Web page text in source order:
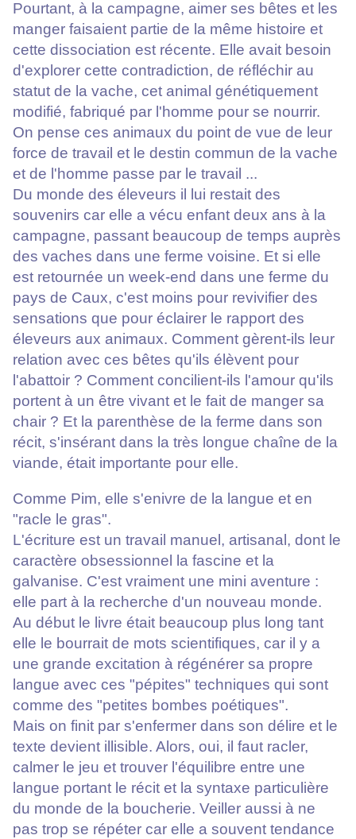
Pourtant, à la campagne, aimer ses bêtes et les
manger faisaient partie de la même histoire et
cette dissociation est récente. Elle avait besoin
d'explorer cette contradiction, de réfléchir au
statut de la vache, cet animal génétiquement
modifié, fabriqué par l'homme pour se nourrir.
On pense ces animaux du point de vue de leur
force de travail et le destin commun de la vache
et de l'homme passe par le travail ...
Du monde des éleveurs il lui restait des
souvenirs car elle a vécu enfant deux ans à la
campagne, passant beaucoup de temps auprès
des vaches dans une ferme voisine. Et si elle
est retournée un week-end dans une ferme du
pays de Caux, c'est moins pour revivifier des
sensations que pour éclairer le rapport des
éleveurs aux animaux. Comment gèrent-ils leur
relation avec ces bêtes qu'ils élèvent pour
l'abattoir ? Comment concilient-ils l'amour qu'ils
portent à un être vivant et le fait de manger sa
chair ? Et la parenthèse de la ferme dans son
récit, s'insérant dans la très longue chaîne de la
viande, était importante pour elle.
Comme Pim, elle s'enivre de la langue et en
"racle le gras".
L'écriture est un travail manuel, artisanal, dont le
caractère obsessionnel la fascine et la
galvanise. C'est vraiment une mini aventure :
elle part à la recherche d'un nouveau monde.
Au début le livre était beaucoup plus long tant
elle le bourrait de mots scientifiques, car il y a
une grande excitation à régénérer sa propre
langue avec ces "pépites" techniques qui sont
comme des "petites bombes poétiques".
Mais on finit par s'enfermer dans son délire et le
texte devient illisible. Alors, oui, il faut racler,
calmer le jeu et trouver l'équilibre entre une
langue portant le récit et la syntaxe particulière
du monde de la boucherie. Veiller aussi à ne
pas trop se répéter car elle a souvent tendance